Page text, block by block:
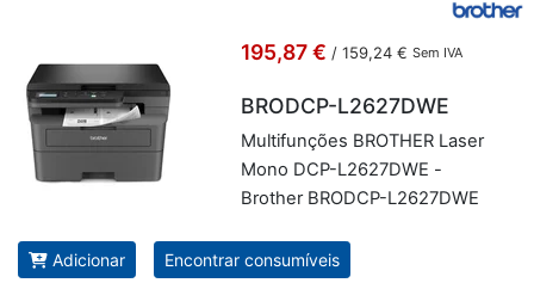
195,87 € / 159,24 € Sem IVA
BRODCP-L2627DWE
Mul­ti­fun­ções BROTHER Laser
Mono DCP-L2627DWE -
Brother BRODCP-L2627DWE
Adicionar Encontrar consumíveis